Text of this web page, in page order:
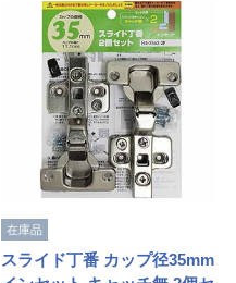
在庫品
スライド丁番 カップ径35mm